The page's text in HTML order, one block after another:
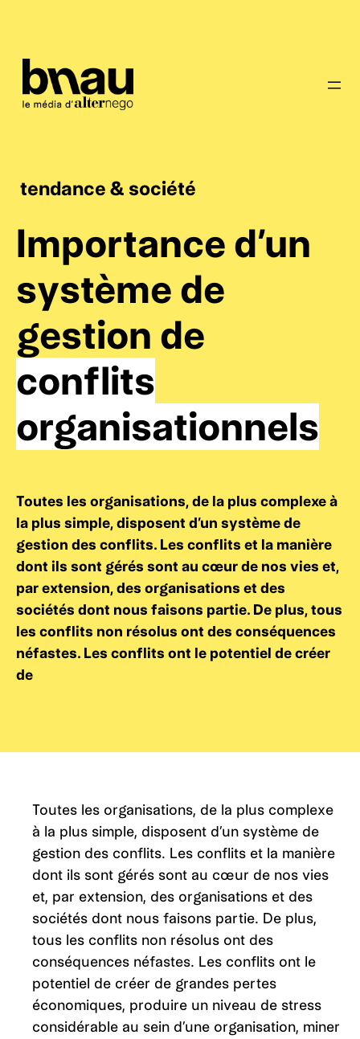
tendance & société
Importance d’un
système de
gestion de
conflits
organisationnels
Toutes les organisations, de la plus complexe à
la plus simple, disposent d’un système de
gestion des conflits. Les conflits et la manière
dont ils sont gérés sont au cœur de nos vies et,
par extension, des organisations et des
sociétés dont nous faisons partie. De plus, tous
les conflits non résolus ont des conséquences
néfastes. Les conflits ont le potentiel de créer
de
Toutes les organisations, de la plus complexe
à la plus simple, disposent d’un système de
gestion des conflits. Les conflits et la manière
dont ils sont gérés sont au cœur de nos vies
et, par extension, des organisations et des
sociétés dont nous faisons partie. De plus,
tous les conflits non résolus ont des
conséquences néfastes. Les conflits ont le
potentiel de créer de grandes pertes
économiques, produire un niveau de stress
considérable au sein d’une organisation, miner